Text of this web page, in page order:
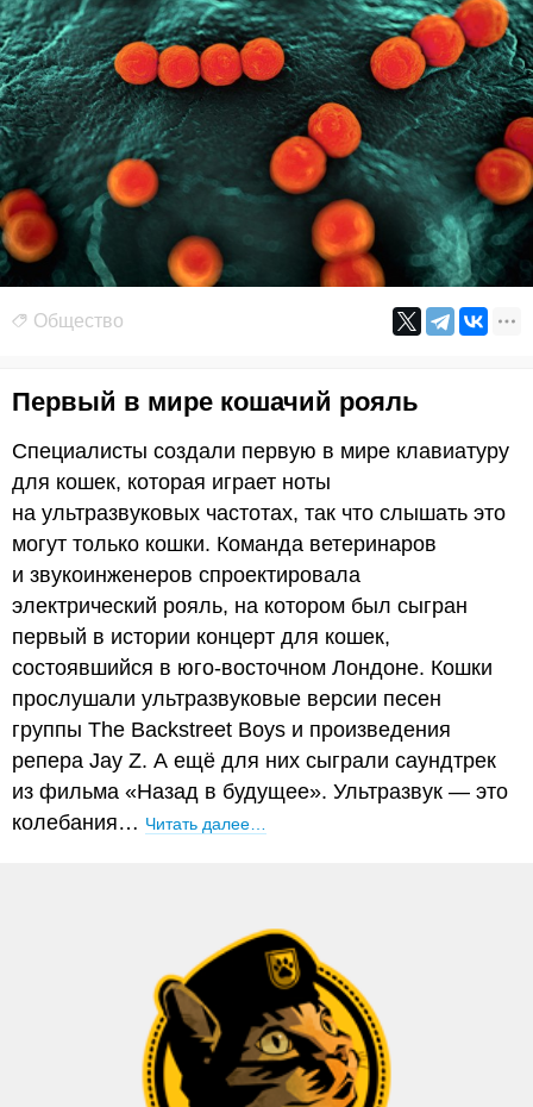
Общество
Первый в мире кошачий рояль
Специалисты создали первую в мире клавиатуру
для кошек, которая играет ноты
на ультразвуковых частотах, так что слышать это
могут только кошки. Команда ветеринаров
и звукоинженеров спроектировала
электрический рояль, на котором был сыгран
первый в истории концерт для кошек,
состоявшийся в юго-восточном Лондоне. Кошки
прослушали ультразвуковые версии песен
группы The Backstreet Boys и произведения
репера Jay Z. А ещё для них сыграли саундтрек
из фильма «Назад в будущее». Ультразвук — это
колебания… Читать далее…